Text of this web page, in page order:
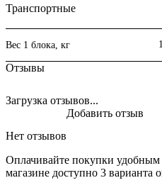
Транспортные
Вес 1 блока, кг
Отзывы
Загрузка отзывов...
Нет отзывов
Добавить отзыв
Оплачивайте покупки
магазине доступно 3 варианта